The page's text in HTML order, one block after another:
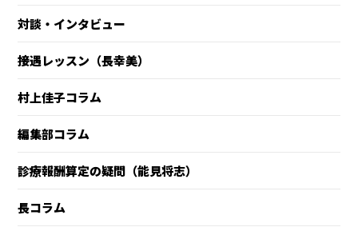
対談・インタビュー
接遇レッスン（長幸美）
村上佳子コラム
編集部コラム
診療報酬算定の疑問（能見将志）
長コラム